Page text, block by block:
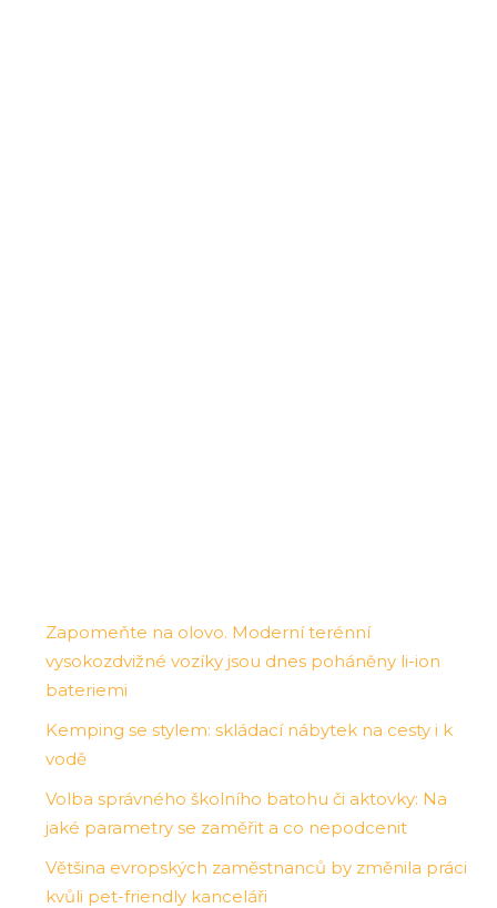
Zapomeňte na olovo. Moderní terénní
vysokozdvižné vozíky jsou dnes poháněny li-ion
bateriemi
Kemping se stylem: skládací nábytek na cesty i k
vodě
Volba správného školního batohu či aktovky: Na
jaké parametry se zaměřit a co nepodcenit
Většina evropských zaměstnanců by změnila práci
kvůli pet-friendly kanceláři